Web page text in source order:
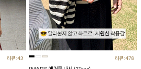
리뷰:43
리뷰:478